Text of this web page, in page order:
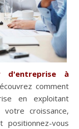
d'entreprise à
comment
en exploitant
croissance,
vous